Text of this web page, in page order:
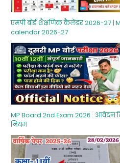
एमपी बोर्ड शैक्षणिक कैलेंडर 2026-27 |
calendar 2026-27
MP Board 2nd Exam 2026 : आवेदन
नियम